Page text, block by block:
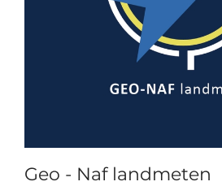
Geo - Naf landmeten